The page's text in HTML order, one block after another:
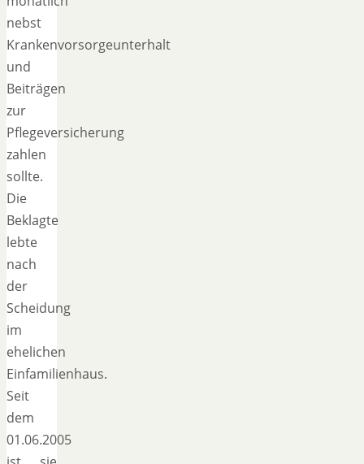
nebst
Krankenvorsorgeunterhalt
und
Beiträgen
zur
Pflegeversicherung
zahlen
sollte.
Die
Beklagte
lebte
nach
der
Scheidung
im
ehelichen
Einfamilienhaus.
Seit
dem
01.06.2005